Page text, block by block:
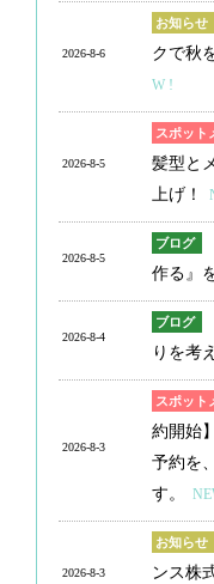
2026-8-6
お知らせ
クで秋
W !
2026-8-5
スポット
髪型と
上げ！
2026-8-5
ブログ
作る』
2026-8-4
ブログ
りを考
2026-8-3
スポット
約開始
予約を
す。
2026-8-3
お知らせ
ンス株